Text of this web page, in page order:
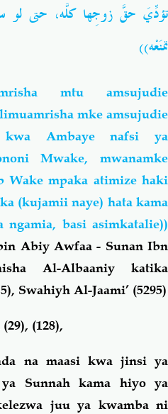
تؤدِّيَ حقَّ زوجِها كلَّه، حتى لو
تمنَعْه))
mtu amsujudie
mke amsujudie
kwa Ambaye nafsi ya
Mwake, mwanamke
mpaka atimize haki
(kujamii naye) hata kama
basi asimkatalie))
Abiy Awfaa - Sunan Ibn
Al-Albaaniy katika
Swahiyh Al-Jaami’ (5295)
(128),
na maasi kwa jinsi ya
ya Sunnah kama hiyo ya
juu ya kwamba ni